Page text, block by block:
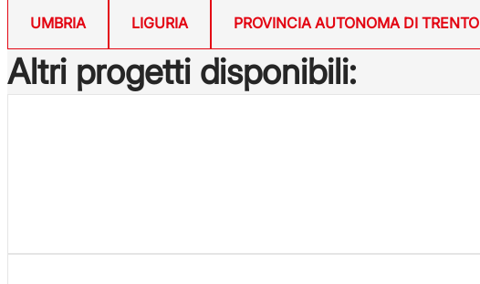
UMBRIA LIGURIA PROVINCIA AUTONOMA DI TRENTO
Altri progetti disponibili: